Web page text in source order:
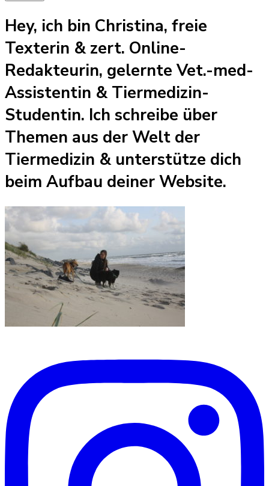
Hey, ich bin Christina, freie
Texterin & zert. Online-
Redakteurin, gelernte Vet.-med-
Assistentin & Tiermedizin-
Studentin. Ich schreibe über
Themen aus der Welt der
Tiermedizin & unterstütze dich
beim Aufbau deiner Website.